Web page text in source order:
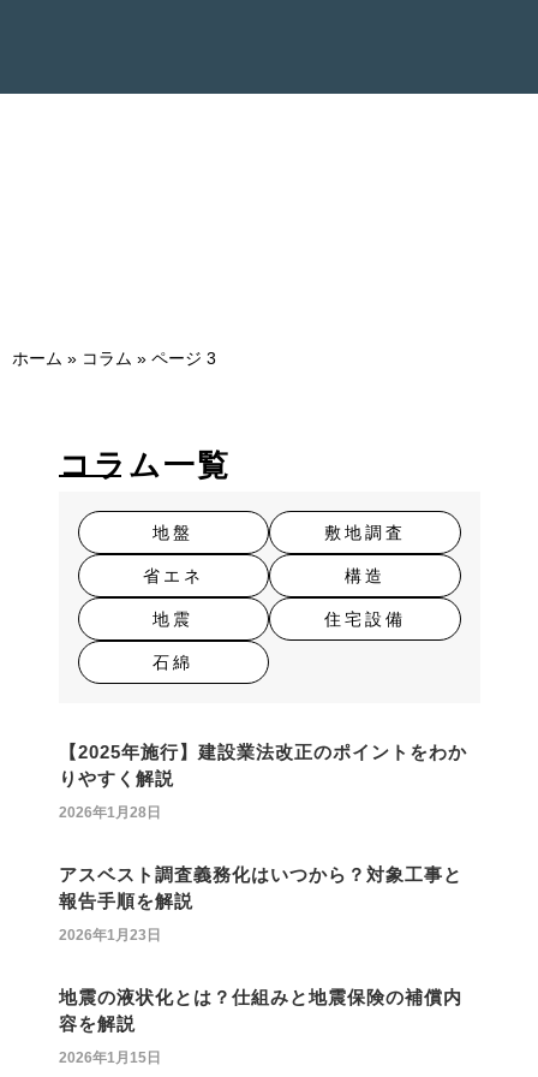
ホーム » コラム » ページ 3
コラム一覧
地盤 敷地調査
省エネ 構造
地震 住宅設備
石綿
【2025年施行】建設業法改正のポイントをわか
りやすく解説
2026年1月28日
アスベスト調査義務化はいつから？対象工事と
報告手順を解説
2026年1月23日
地震の液状化とは？仕組みと地震保険の補償内
容を解説
2026年1月15日